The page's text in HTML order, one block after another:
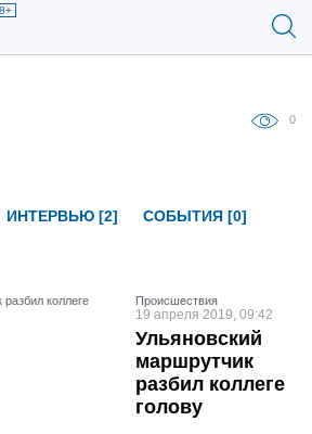
0
ИНТЕРВЬЮ [2]
СОБЫТИЯ [0]
Проиcшествия
19 апреля 2019, 09:42
Ульяновский
маршрутчик
разбил коллеге
голову